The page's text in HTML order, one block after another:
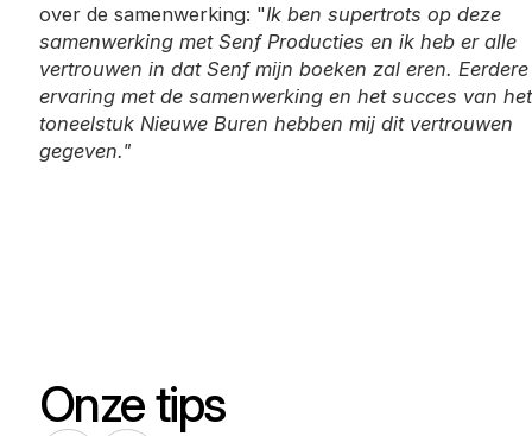
over de samenwerking: "Ik ben supertrots op deze
samenwerking met Senf Producties en ik heb er alle
vertrouwen in dat Senf mijn boeken zal eren. Eerdere
ervaring met de samenwerking en het succes van het
toneelstuk Nieuwe Buren hebben mij dit vertrouwen
gegeven."
Onze tips